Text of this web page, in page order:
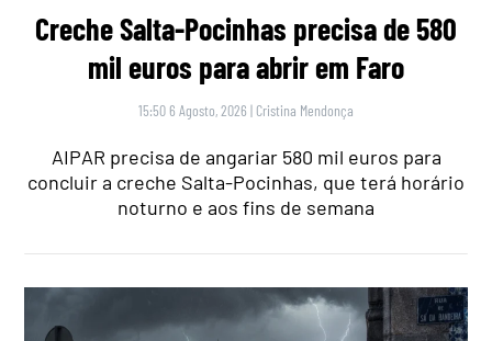
Creche Salta-Pocinhas precisa de 580
mil euros para abrir em Faro
15:50 6 Agosto, 2026 | Cristina Mendonça
AIPAR precisa de angariar 580 mil euros para
concluir a creche Salta-Pocinhas, que terá horário
noturno e aos fins de semana